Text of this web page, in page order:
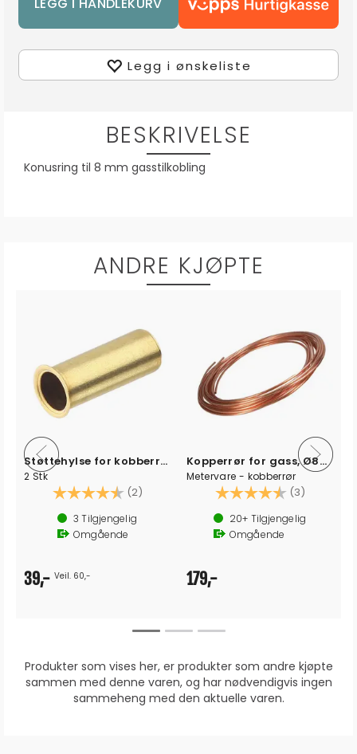
Legg i ønskeliste
BESKRIVELSE
Konusring til 8 mm gasstilkobling
ANDRE KJØPTE
Støttehylse for kobberrør 8.0x0.8
2 Stk
Karakter: (2) 4.5 av 5 mulige
3 Tilgjengelig
Omgående
39,- Veil. 60,-
Kopperrør for gass, Ø8mm
Metervare - kobberrør
Karakter: (3)
20+ Tilgjengelig
Omgående
179,-
5 mulige
Produkter som vises her, er produkter som andre kjøpte
sammen med denne varen, og har nødvendigvis ingen
sammeheng med den aktuelle varen.